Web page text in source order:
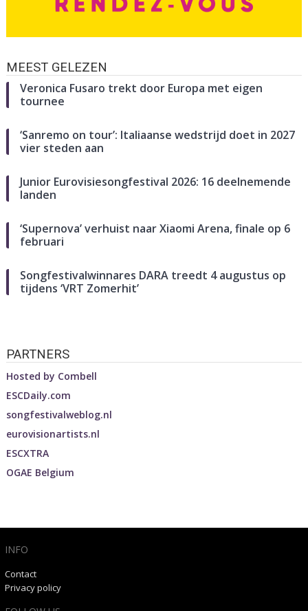
MEEST GELEZEN
Veronica Fusaro trekt door Europa met eigen
tournee
‘Sanremo on tour’: Italiaanse wedstrijd doet in 2027
vier steden aan
Junior Eurovisiesongfestival 2026: 16 deelnemende
landen
‘Supernova’ verhuist naar Xiaomi Arena, finale op 6
februari
Songfestivalwinnares DARA treedt 4 augustus op
tijdens ‘VRT Zomerhit’
PARTNERS
Hosted by Combell
ESCDaily.com
songfestivalweblog.nl
eurovisionartists.nl
ESCXTRA
OGAE Belgium
INFO
Contact
Privacy policy